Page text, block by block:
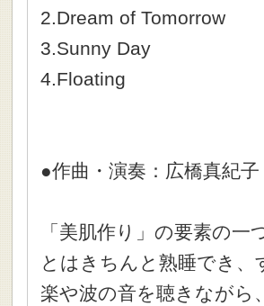
2.Dream of Tomorrow
3.Sunny Day
4.Floating
●作曲・演奏：広橋真紀子
「美肌作り」の要素の
とはきちんと熟睡でき
楽や波の音を聴きながら